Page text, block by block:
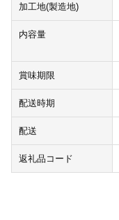
加工地(製造地)
内容量
賞味期限
配送時期
配送
返礼品コード